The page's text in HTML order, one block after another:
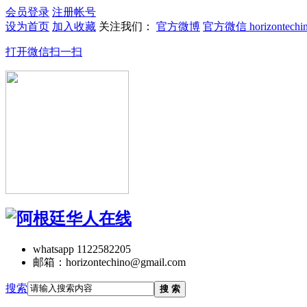
会员登录 注册帐号
设为首页 加入收藏 关注我们： 官方微博 官方微信
打开微信扫一扫
whatsapp 1122582205
邮箱：horizontechino@gmail.com
搜索 搜 索